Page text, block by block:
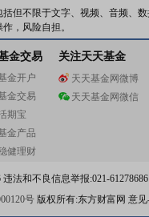
但不限于文字、视频、音频、
，风险自担。
金交易
金开户
金交易
期宝
金产品
健理财
关注天天基金
天天基金网微博
天天基金网微信
法和不良信息举报:021-61278686
号版权所有:东方财富网 意见